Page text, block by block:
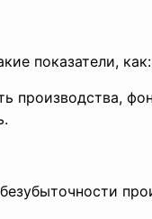
показатели, как:
производства,